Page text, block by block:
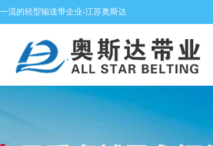
一流的轻型输送带企业-江苏奥斯达